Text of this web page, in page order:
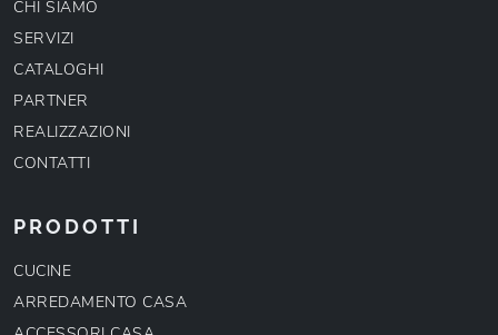
CHI SIAMO
SERVIZI
CATALOGHI
PARTNER
REALIZZAZIONI
CONTATTI
PRODOTTI
CUCINE
ARREDAMENTO CASA